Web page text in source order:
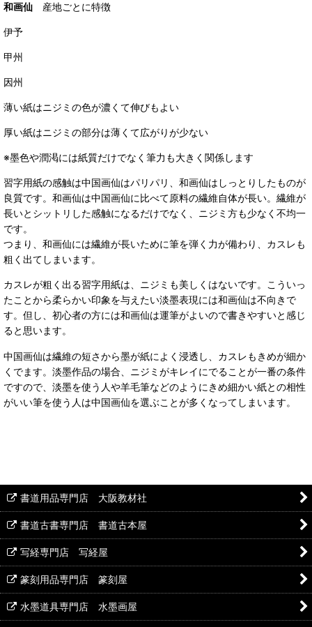
和画仙 産地ごとに特徴
伊予
甲州
因州
薄い紙はニジミの色が濃くて伸びもよい
厚い紙はニジミの部分は薄くて広がりが少ない
※墨色や潤渇には紙質だけでなく筆力も大きく関係します
習字用紙の感触は中国画仙はパリパリ、和画仙はしっとりしたものが
良質です。和画仙は中国画仙に比べて原料の繊維自体が長い。繊維が
長いとシットリした感触になるだけでなく、ニジミ方も少なく不均一
です。
つまり、和画仙には繊維が長いために筆を弾く力が備わり、カスレも
粗く出てしまいます。
カスレが粗く出る習字用紙は、ニジミも美しくはないです。こういっ
たことから柔らかい印象を与えたい淡墨表現には和画仙は不向きで
す。但し、初心者の方には和画仙は運筆がよいので書きやすいと感じ
ると思います。
中国画仙は繊維の短さから墨が紙によく浸透し、カスレもきめが細か
くでます。淡墨作品の場合、ニジミがキレイにでることが一番の条件
ですので、淡墨を使う人や羊毛筆などのようにきめ細かい紙との相性
がいい筆を使う人は中国画仙を選ぶことが多くなってしまいます。
書道用品専門店 大阪教材社
書道古書専門店 書道古本屋
写経専門店 写経屋
篆刻用品専門店 篆刻屋
水墨道具専門店 水墨画屋